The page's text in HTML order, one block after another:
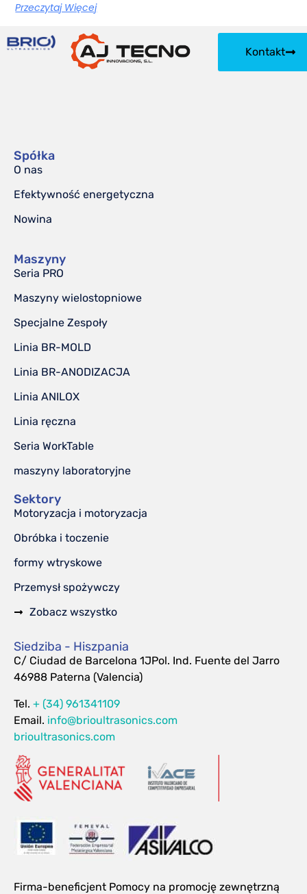
Przeczytaj Więcej
Kontakt
Spółka
O nas
Efektywność energetyczna
Nowina
Maszyny
Seria PRO
Maszyny wielostopniowe
Specjalne Zespoły
Linia BR-MOLD
Linia BR-ANODIZACJA
Linia ANILOX
Linia ręczna
Seria WorkTable
maszyny laboratoryjne
Sektory
Motoryzacja i motoryzacja
Obróbka i toczenie
formy wtryskowe
Przemysł spożywczy
Zobacz wszystko
Siedziba - Hiszpania
C/ Ciudad de Barcelona 1JPol. Ind. Fuente del Jarro
46988 Paterna (Valencia)
Tel. + (34) 961341109
Email. info@brioultrasonics.com
brioultrasonics.com
Firma-beneficjent Pomocy na promocję zewnętrzną